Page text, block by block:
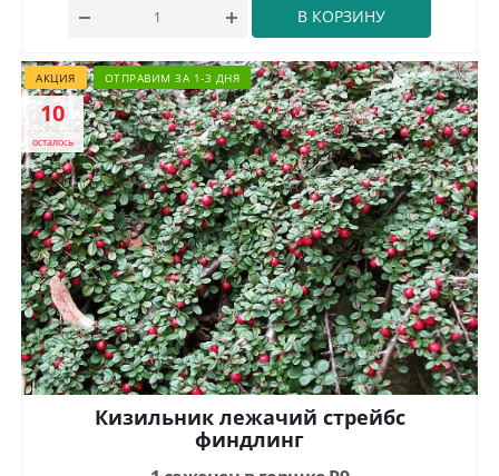
В КОРЗИНУ
АКЦИЯ ОТПРАВИМ ЗА 1-3 ДНЯ
10
осталось
Кизильник лежачий стрейбс
финдлинг